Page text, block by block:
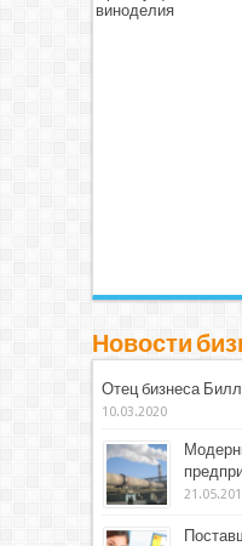
виноделия
Новости
Отец бизнеса
10.03.2020